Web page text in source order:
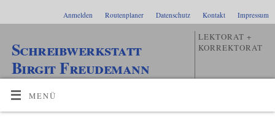
Anmelden Routenplaner Datenschutz Kontakt Impressum
Schreibwerkstatt
Birgit Freudemann
LEKTORAT +
KORREKTORAT
MENÜ